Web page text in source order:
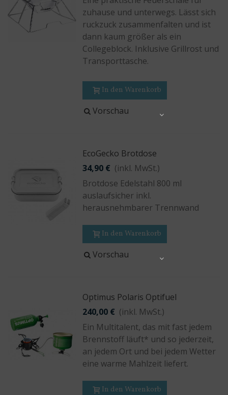
zuhause und unterwegs. Lässt sich
ruckzuck zusammenfalten und ist
dann kaum größer als ein
Collegeblock. Inklusive Grillrost und
Transporttasche.
In den Warenkorb
Vorschau
EcoGecko Brotdose
34,90 € (inkl. MwSt.)
Brotdose Edelstahl 800 ml
auslaufsicher inkl.
herausnehmbarer Trennwand
In den Warenkorb
Vorschau
Optimus Polaris Optifuel
240,00 € (inkl. MwSt.)
Ein Multitalent, das mit fast jedem
Brennstoff läuft* und so jederzeit,
an jedem Ort und bei jedem Wetter
eine warme Mahlzeit liefert.
In den Warenkorb